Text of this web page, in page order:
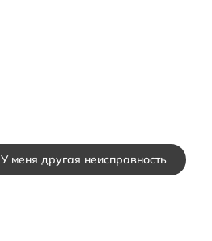
У меня другая неисправность